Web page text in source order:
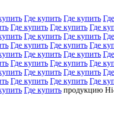
Где купить Где купить
Где купить Где купить Где
Где купить Где купить
Где купить Где купить Где
Где купить Где купить
Где купить Где купить Где
Где купить Где купить
Где купить Где купить Где
Где купить продукцию